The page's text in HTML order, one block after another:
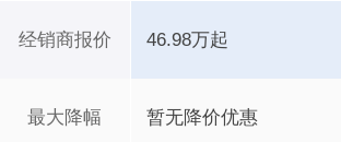
经销商报价
最大降幅
46.98万起
暂无降价优惠